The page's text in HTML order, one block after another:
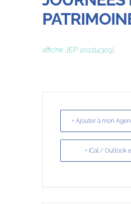
affiche JEP 2022[4305]
+ Ajouter à mon
+ iCal / Outlook